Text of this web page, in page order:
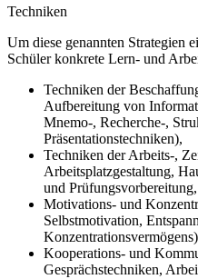
Techniken
Um diese genannten Strategien
Schüler konkrete Lern- und
Techniken der
Aufbereitung von
Mnemo-, Recherche-,
Präsentationstechniken),
Techniken der Arbeits-,
Arbeitsplatzgestaltung,
und
Motivations- und
Selbstmotivation,
Kooperations- und
Gesprächstechniken,